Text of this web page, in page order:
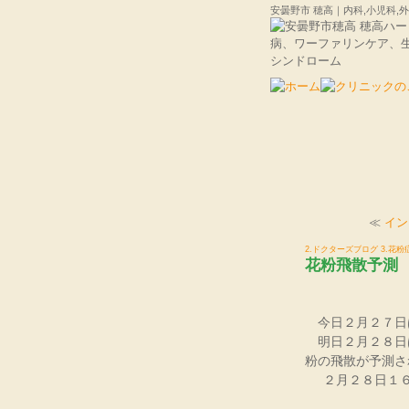
安曇野市 穂高｜内科,小児科,
≪ イ
2.ドクターズブログ 3.花粉
花粉飛散予測
今日２月２７日
明日２月２８日
粉の飛散が予測
２月２８日１